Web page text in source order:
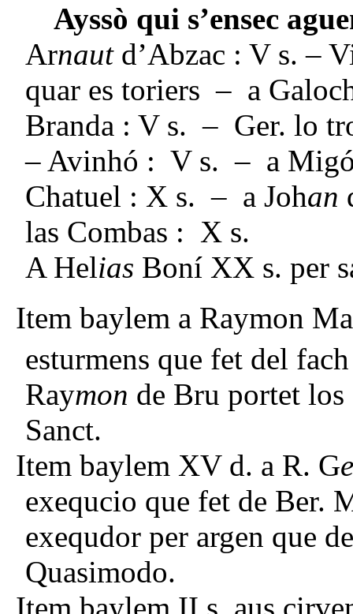
Ayssò qui s’ensec
Arnautd’Abzac : V s. –
quar es toriers – a
Branda : V s. – Ger. lo
– Avinhó : V s. – a
Chatuel : X s. – a Johan
las Combas : X s.
A Helias Boní XX s. per
Item baylem a Raymon
esturmens que fet del
Raymon de Bru portet
Sanct.
Item baylem XV d. a R. G
exequcio que fet de Ber.
exequdor per argen que
Quasimodo.
Item baylem II s. aus